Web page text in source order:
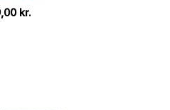
kr.Den